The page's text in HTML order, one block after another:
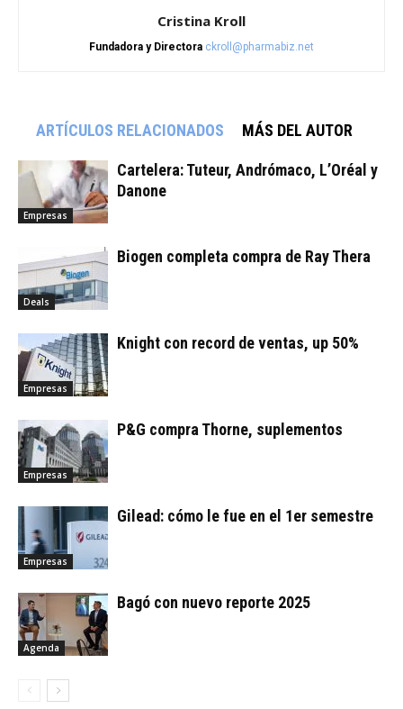
Cristina Kroll
Fundadora y Directora ckroll@pharmabiz.net
ARTÍCULOS RELACIONADOS MÁS DEL AUTOR
Empresas
Cartelera: Tuteur, Andrómaco, L’Oréal y
Danone
Deals
Biogen completa compra de Ray Thera
Empresas
Knight con record de ventas, up 50%
Empresas
P&G compra Thorne, suplementos
Empresas
Gilead: cómo le fue en el 1er semestre
Agenda
Bagó con nuevo reporte 2025